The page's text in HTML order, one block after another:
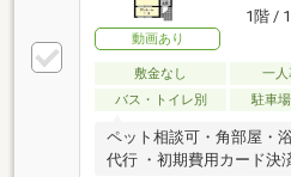
動画あり
1階 /
敷金なし 一人
バス・トイレ別
駐車
ペット相談可・角部屋・
代行 ・初期費用カード決